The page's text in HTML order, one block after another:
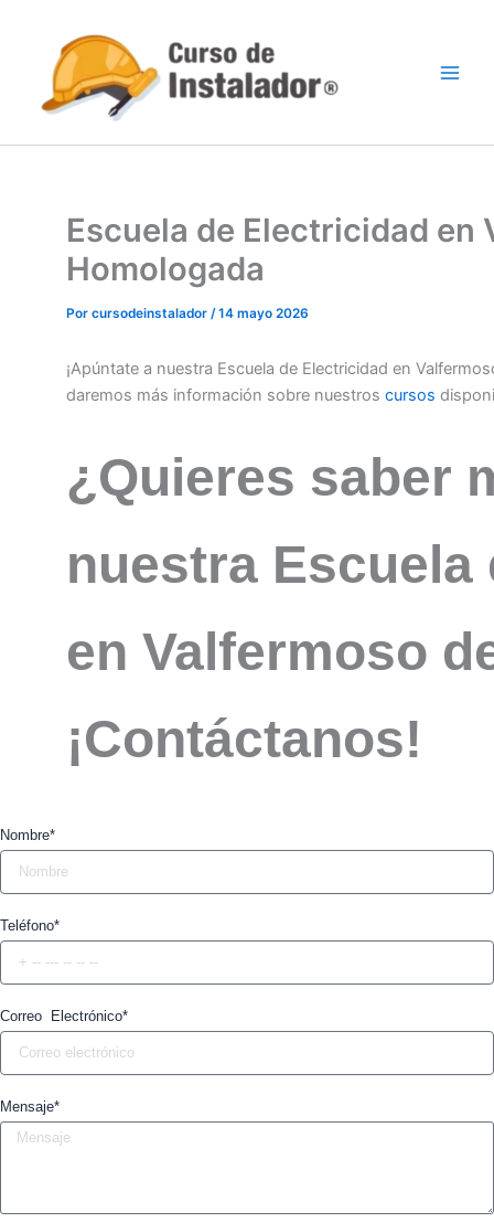
contenido
Escuela de Electricidad en
Homologada
Por cursodeinstalador /14 mayo 2026
¡Apúntate a nuestra Escuela de Electricidad en
daremos más información sobre nuestros cursos
¿Quieres saber
nuestra
en Valfermoso
¡Contáctanos!
Nombre*
Teléfono*
Correo Electrónico*
Mensaje*